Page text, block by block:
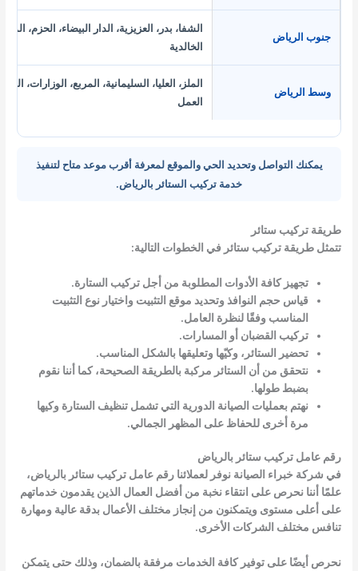
جنوب الرياض
الشفا، بدر، العزيزية، الدار البيضاء، الحزم،
الخالدية
وسط الرياض
الملز، العليا، السليمانية، المربع، الوزارات،
العمل
يمكنك التواصل وتحديد الحي والموقع لمعرفة أقرب موعد متاح لتنفيذ
خدمة تركيب الستائر بالرياض.
طريقة تركيب ستائر
تتمثل طريقة تركيب ستائر في الخطوات التالية:
تجهيز كافة الأدوات المطلوبة من أجل تركيب الستارة.
قياس حجم النوافذ وتحديد موقع التثبيت واختيار نوع التثبيت
المناسب وفقًا لنظرة العامل.
تركيب القضبان أو المسارات.
تحضير الستائر، وكيّها وتعليقها بالشكل المناسب.
نتحقق من أن الستائر مركبة بالطريقة الصحيحة، كما أننا نقوم
بضبط طولها.
نهتم بعمليات الصيانة الدورية التي تشمل تنظيف الستارة وكيها
مرة أخرى للحفاظ على المظهر الجمالي.
رقم عامل تركيب ستائر بالرياض
في شركة خبراء الصيانة نوفر لعملائنا رقم عامل تركيب ستائر بالرياض،
علمًا أننا نحرص على انتقاء نخبة من أفضل العمال الذين يقدمون خدماتهم
على أعلى مستوى ويتمكنون من إنجاز مختلف الأعمال بدقة عالية ومهارة
تنافس مختلف الشركات الأخرى.
نحرص أيضًا على توفير كافة الخدمات مرفقة بالضمان، وذلك حتى يتمكن